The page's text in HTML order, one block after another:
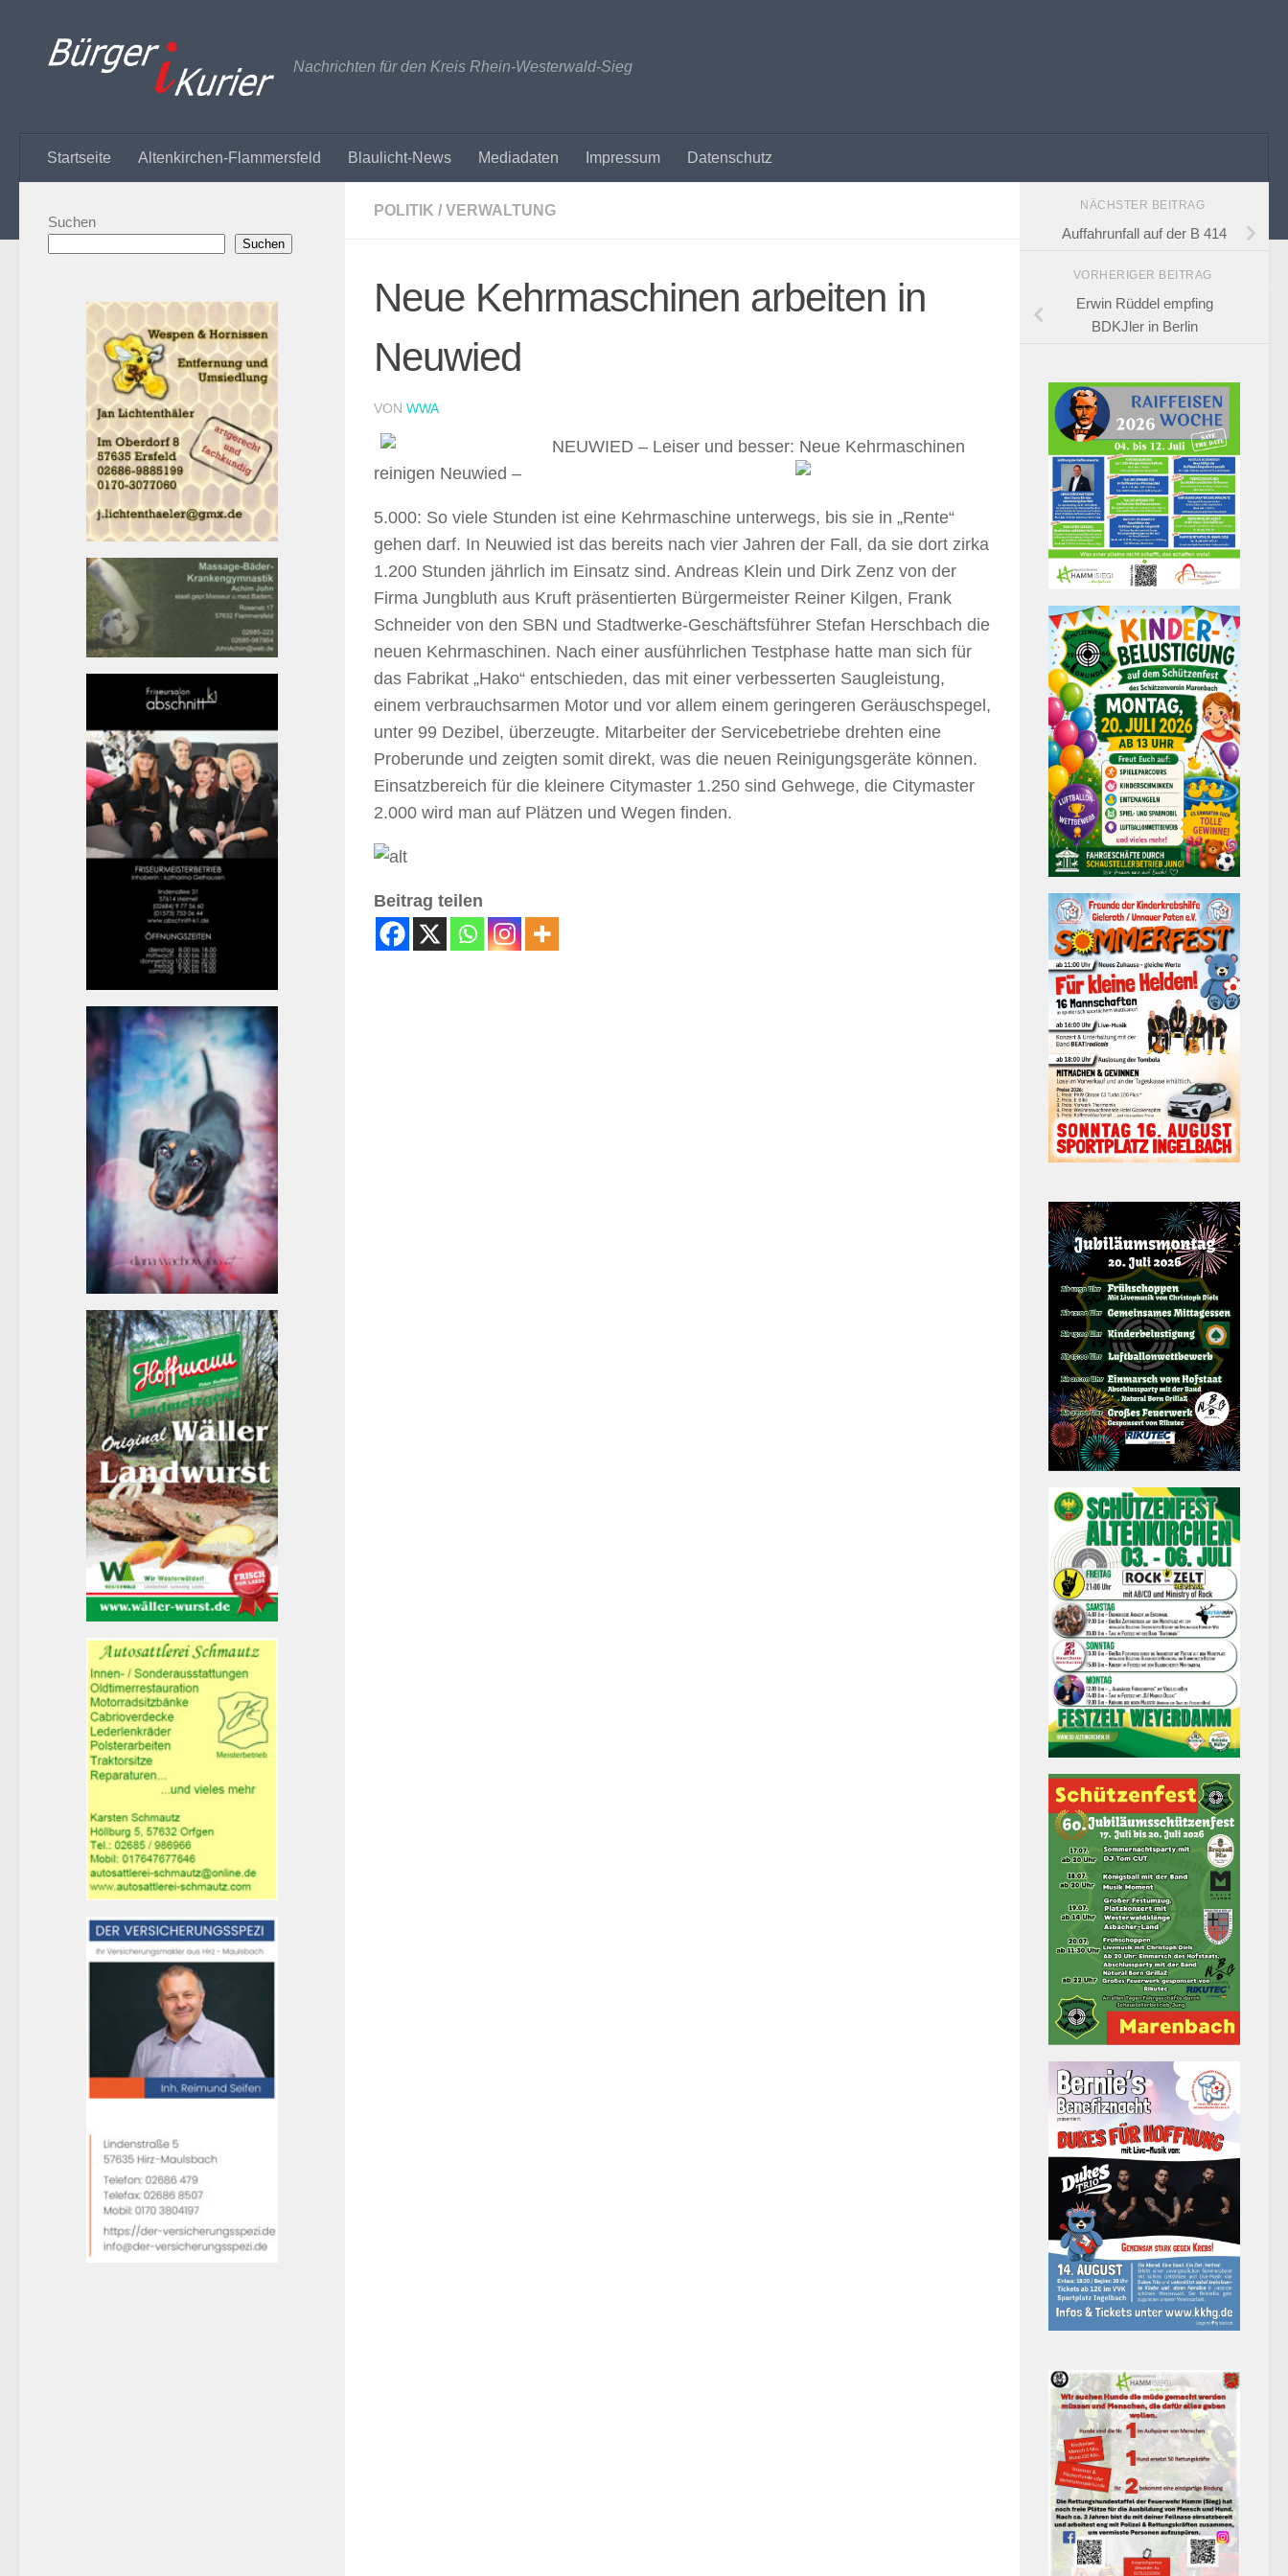
Nachrichten für den Kreis Rhein-Westerwald-Sieg
Startseite Altenkirchen-Flammersfeld Blaulicht-News Mediadaten Impressum Datenschutz
POLITIK / VERWALTUNG
Neue Kehrmaschinen arbeiten in
Neuwied
VON WWA
NEUWIED – Leiser und besser: Neue Kehrmaschinen
reinigen Neuwied –
5.000: So viele Stunden ist eine Kehrmaschine unterwegs, bis sie in „Rente“
gehen darf. In Neuwied ist das bereits nach vier Jahren der Fall, da sie dort zirka
1.200 Stunden jährlich im Einsatz sind. Andreas Klein und Dirk Zenz von der
Firma Jungbluth aus Kruft präsentierten Bürgermeister Reiner Kilgen, Frank
Schneider von den SBN und Stadtwerke-Geschäftsführer Stefan Herschbach die
neuen Kehrmaschinen. Nach einer ausführlichen Testphase hatte man sich für
das Fabrikat „Hako“ entschieden, das mit einer verbesserten Saugleistung,
einem verbrauchsarmen Motor und vor allem einem geringeren Geräuschspegel,
unter 99 Dezibel, überzeugte. Mitarbeiter der Servicebetriebe drehten eine
Proberunde und zeigten somit direkt, was die neuen Reinigungsgeräte können.
Einsatzbereich für die kleinere Citymaster 1.250 sind Gehwege, die Citymaster
2.000 wird man auf Plätzen und Wegen finden.
Beitrag teilen
Suchen
Suchen
NÄCHSTER BEITRAG
Auffahrunfall auf der B 414
VORHERIGER BEITRAG
Erwin Rüddel empfing
BDKJler in Berlin